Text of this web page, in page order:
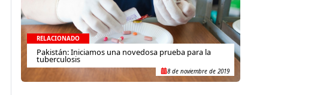
RELACIONADO
Pakistán: Iniciamos una novedosa prueba para la
tuberculosis
8 de noviembre de 2019